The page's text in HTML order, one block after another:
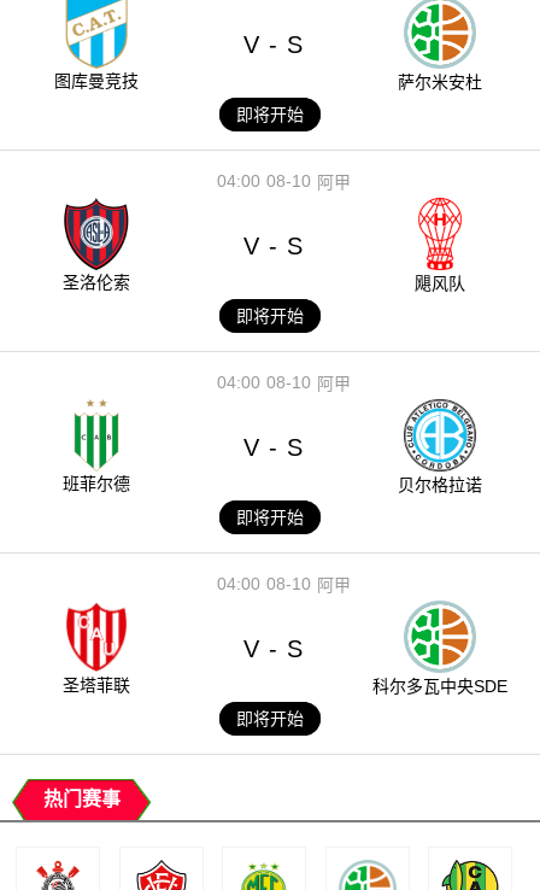
图库曼竞技
V - S
萨尔米安杜
即将开始
08-10
04:00 阿甲
圣洛伦索
V - S
飓风队
即将开始
08-10
04:00 阿甲
班菲尔德
V - S
贝尔格拉诺
即将开始
08-10
04:00 阿甲
圣塔菲联
V - S
科尔多瓦中央SDE
即将开始
热门赛事